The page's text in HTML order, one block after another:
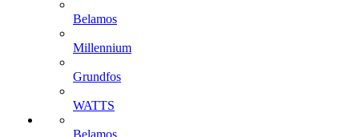
Belamos
Millennium
Grundfos
WATTS
Belamos